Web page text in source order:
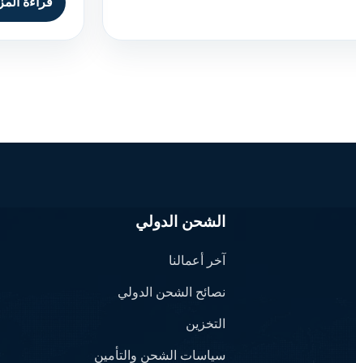
الشحن الدولي
آخر أعمالنا
نصائح الشحن الدولي
التخزين
سياسات الشحن والتأمين